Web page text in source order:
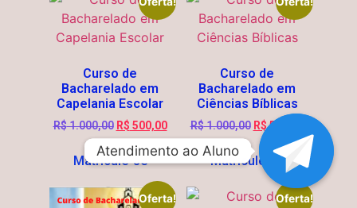
Curso de
Bacharelado em
Capelania Escolar
R$1.000,00 R$ 500,00
Matricule-se
Curso de
Bacharelado em
Ciências Bíblicas
R$1.000,00 R$500,00
Matricule-se
Oferta! Oferta!
Atendimento ao Aluno
Atendimento ao Aluno